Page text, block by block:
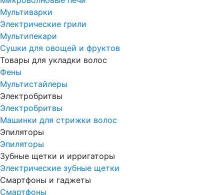
Мультиварки
Электрические грили
Мультипекари
Сушки для овощей и фруктов
Товары для укладки волос
Фены
Мультистайлеры
Электробритвы
Электробритвы
Машинки для стрижки волос
Эпиляторы
Эпиляторы
Зубные щетки и ирригаторы
Электрические зубные щетки
Смартфоны и гаджеты
Смартфоны